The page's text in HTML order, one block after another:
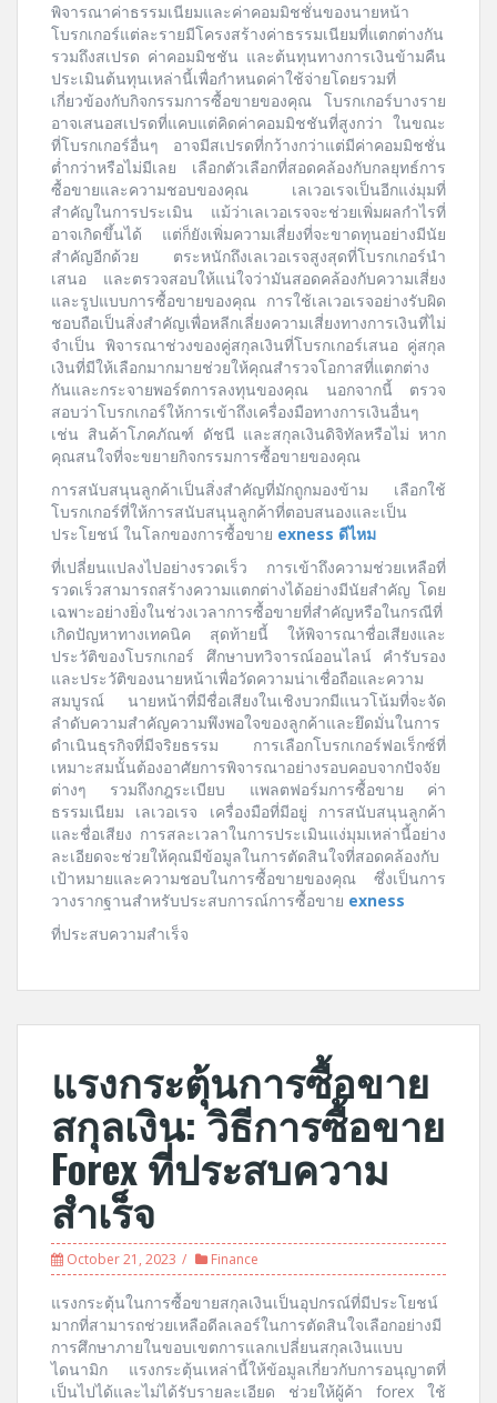
พิจารณาค่าธรรมเนียมและค่าคอมมิชชั่นของนายหน้า
โบรกเกอร์แต่ละรายมีโครงสร้างค่าธรรมเนียมที่แตกต่างกัน
รวมถึงสเปรด ค่าคอมมิชชัน และต้นทุนทางการเงินข้ามคืน
ประเมินต้นทุนเหล่านี้เพื่อกำหนดค่าใช้จ่ายโดยรวมที่
เกี่ยวข้องกับกิจกรรมการซื้อขายของคุณ โบรกเกอร์บางราย
อาจเสนอสเปรดที่แคบแต่คิดค่าคอมมิชชันที่สูงกว่า ในขณะ
ที่โบรกเกอร์อื่นๆ อาจมีสเปรดที่กว้างกว่าแต่มีค่าคอมมิชชั่น
ต่ำกว่าหรือไม่มีเลย เลือกตัวเลือกที่สอดคล้องกับกลยุทธ์การ
ซื้อขายและความชอบของคุณ เลเวอเรจเป็นอีกแง่มุมที่
สำคัญในการประเมิน แม้ว่าเลเวอเรจจะช่วยเพิ่มผลกำไรที่
อาจเกิดขึ้นได้ แต่ก็ยังเพิ่มความเสี่ยงที่จะขาดทุนอย่างมีนัย
สำคัญอีกด้วย ตระหนักถึงเลเวอเรจสูงสุดที่โบรกเกอร์นำ
เสนอ และตรวจสอบให้แน่ใจว่ามันสอดคล้องกับความเสี่ยง
และรูปแบบการซื้อขายของคุณ การใช้เลเวอเรจอย่างรับผิด
ชอบถือเป็นสิ่งสำคัญเพื่อหลีกเลี่ยงความเสี่ยงทางการเงินที่ไม่
จำเป็น พิจารณาช่วงของคู่สกุลเงินที่โบรกเกอร์เสนอ คู่สกุล
เงินที่มีให้เลือกมากมายช่วยให้คุณสำรวจโอกาสที่แตกต่าง
กันและกระจายพอร์ตการลงทุนของคุณ นอกจากนี้ ตรวจ
สอบว่าโบรกเกอร์ให้การเข้าถึงเครื่องมือทางการเงินอื่นๆ
เช่น สินค้าโภคภัณฑ์ ดัชนี และสกุลเงินดิจิทัลหรือไม่ หาก
คุณสนใจที่จะขยายกิจกรรมการซื้อขายของคุณ
การสนับสนุนลูกค้าเป็นสิ่งสำคัญที่มักถูกมองข้าม เลือกใช้
โบรกเกอร์ที่ให้การสนับสนุนลูกค้าที่ตอบสนองและเป็น
ประโยชน์ ในโลกของการซื้อขาย exness ดีไหม
ที่เปลี่ยนแปลงไปอย่างรวดเร็ว การเข้าถึงความช่วยเหลือที่
รวดเร็วสามารถสร้างความแตกต่างได้อย่างมีนัยสำคัญ โดย
เฉพาะอย่างยิ่งในช่วงเวลาการซื้อขายที่สำคัญหรือในกรณีที่
เกิดปัญหาทางเทคนิค สุดท้ายนี้ ให้พิจารณาชื่อเสียงและ
ประวัติของโบรกเกอร์ ศึกษาบทวิจารณ์ออนไลน์ คำรับรอง
และประวัติของนายหน้าเพื่อวัดความน่าเชื่อถือและความ
สมบูรณ์ นายหน้าที่มีชื่อเสียงในเชิงบวกมีแนวโน้มที่จะจัด
ลำดับความสำคัญความพึงพอใจของลูกค้าและยึดมั่นในการ
ดำเนินธุรกิจที่มีจริยธรรม การเลือกโบรกเกอร์ฟอเร็กซ์ที่
เหมาะสมนั้นต้องอาศัยการพิจารณาอย่างรอบคอบจากปัจจัย
ต่างๆ รวมถึงกฎระเบียบ แพลตฟอร์มการซื้อขาย ค่า
ธรรมเนียม เลเวอเรจ เครื่องมือที่มีอยู่ การสนับสนุนลูกค้า
และชื่อเสียง การสละเวลาในการประเมินแง่มุมเหล่านี้อย่าง
ละเอียดจะช่วยให้คุณมีข้อมูลในการตัดสินใจที่สอดคล้องกับ
เป้าหมายและความชอบในการซื้อขายของคุณ ซึ่งเป็นการ
วางรากฐานสำหรับประสบการณ์การซื้อขาย exness
ที่ประสบความสำเร็จ
แรงกระตุ้นการซื้อขาย
สกุลเงิน: วิธีการซื้อขาย
Forex ที่ประสบความ
สำเร็จ
October 21, 2023 Finance
แรงกระตุ้นในการซื้อขายสกุลเงินเป็นอุปกรณ์ที่มีประโยชน์
มากที่สามารถช่วยเหลือดีลเลอร์ในการตัดสินใจเลือกอย่างมี
การศึกษาภายในขอบเขตการแลกเปลี่ยนสกุลเงินแบบ
ไดนามิก แรงกระตุ้นเหล่านี้ให้ข้อมูลเกี่ยวกับการอนุญาตที่
เป็นไปได้และไม่ได้รับรายละเอียด ช่วยให้ผู้ค้า forex ใช้